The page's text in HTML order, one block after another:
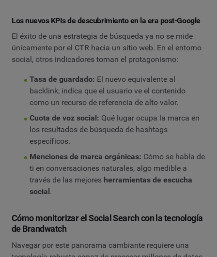
Los nuevos KPIs de descubrimiento en la era post-Google
El éxito de una estrategia de búsqueda ya no se mide
únicamente por el CTR hacia un sitio web. En el entorno
social, otros indicadores toman el protagonismo:
Tasa de guardado: El nuevo equivalente al
backlink; indica que el usuario ve el contenido
como un recurso de referencia de alto valor.
Cuota de voz social: Qué lugar ocupa la marca en
los resultados de búsqueda de hashtags
específicos.
Menciones de marca orgánicas: Cómo se habla de
ti en conversaciones naturales, algo medible a
través de las mejores herramientas de escucha
social .
Cómo monitorizar el Social Search con la tecnología
de Brandwatch
Navegar por este panorama cambiante requiere una